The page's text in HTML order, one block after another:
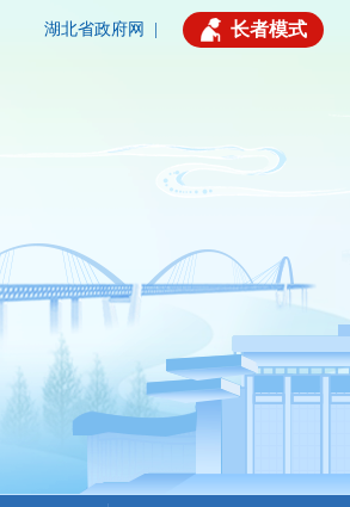
湖北省政府网 长者模式